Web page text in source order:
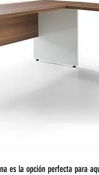
es la opción perfecta para